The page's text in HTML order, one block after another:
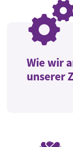
Wie wir
unserer